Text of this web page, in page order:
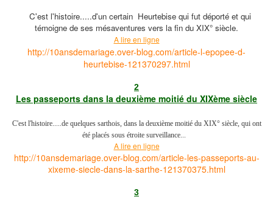
C'est l'histoire.....d'un certain Heurtebise qui fut déporté et qui
témoigne de ses mésaventures vers la fin du XIX° siècle.
A lire en ligne
http://10ansdemariage.over-blog.com/article-l-epopee-d-
heurtebise-121370297.html
2
Les passeports dans la deuxième moitié du XIXème siècle
C'est l'histoire.....de quelques sarthois, dans la deuxième moitié du XIX° siècle, qui ont
été placés sous étroite surveillance...
A lire en ligne
http://10ansdemariage.over-blog.com/article-les-passeports-au-
xixeme-siecle-dans-la-sarthe-121370375.html
3